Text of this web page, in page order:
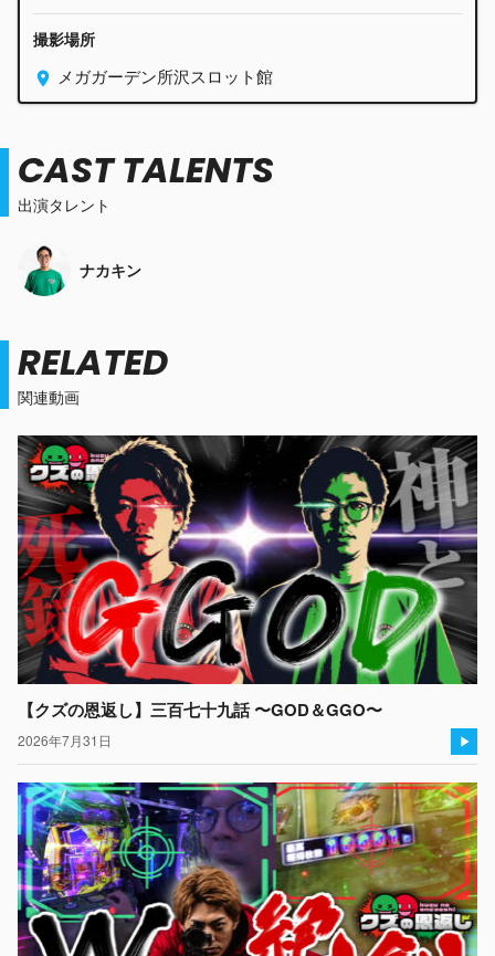
撮影場所
メガガーデン所沢スロット館
出演タレント
CAST TALENTS
ナカキン
関連動画
RELATED
【クズの恩返し】三百七十九話 〜GOD＆GGO〜
2026年7月31日